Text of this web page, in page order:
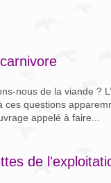
nous de la viande ?
ces questions
appelé à faire...
de